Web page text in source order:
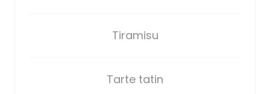
Tiramisu
Tarte tatin